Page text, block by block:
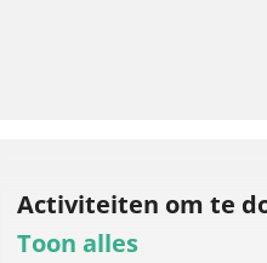
Activiteiten om te
Toon alles